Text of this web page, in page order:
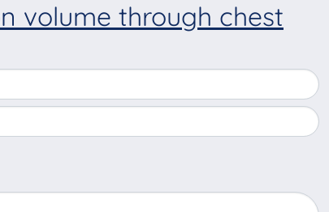
volume through chest